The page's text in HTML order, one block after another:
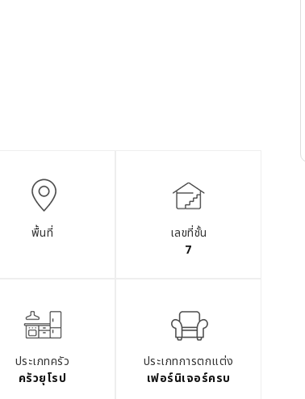
พื้นที่
เลขที่ชั้น
7
ประเภทครัว
ครัวยุโรป
ประเภทการตกแต่ง
เฟอร์นิเจอร์ครบ